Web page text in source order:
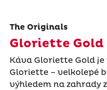
The Originals
Gloriette Gold
Káva Gloriette Gold
Gloriette – velkolepé
výhledem na zahrady